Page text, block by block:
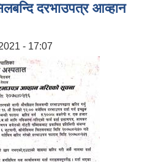
दरभाउपत्र आव्हान
- 17:07